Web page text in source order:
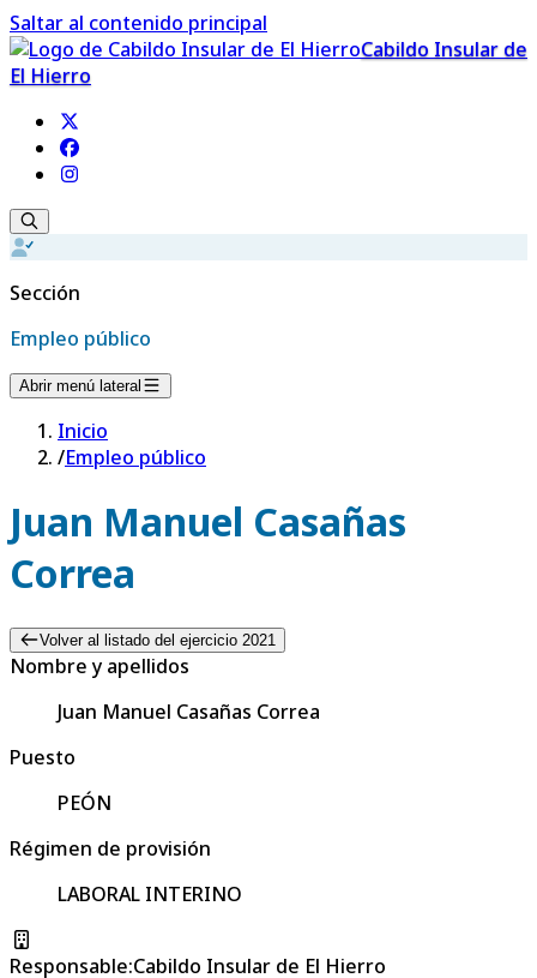
Saltar al contenido principal
Cabildo Insular de
El Hierro
Sección
Empleo público
Abrir menú lateral
Inicio
/Empleo público
Juan Manuel Casañas
Correa
Volver al listado del ejercicio 2021
Nombre y apellidos
Juan Manuel Casañas Correa
Puesto
PEÓN
Régimen de provisión
LABORAL INTERINO
Responsable:Cabildo Insular de El Hierro